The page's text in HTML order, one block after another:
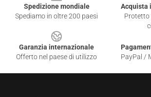
Spedizione mondiale
Spediamo in oltre 200 paesi
Acquista
Protetto
Garanzia internazionale
Offerto nel paese di utilizzo
PayPal /